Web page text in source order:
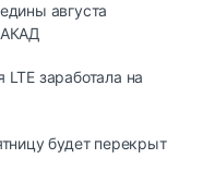
августа
заработала на
будет перекрыт